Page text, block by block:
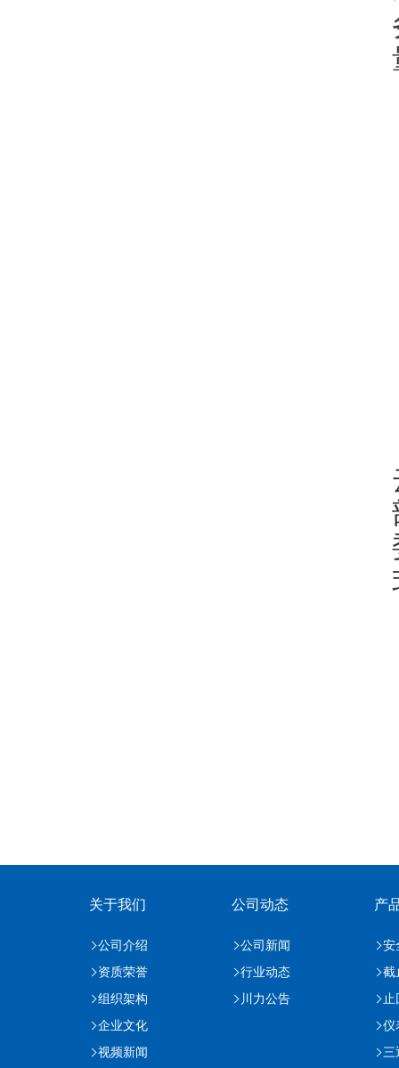
关于我们
公司介绍
资质荣誉
组织架构
企业文化
视频新闻
公司动态
公司新闻
行业动态
川力公告
产
安
截
止
仪
三